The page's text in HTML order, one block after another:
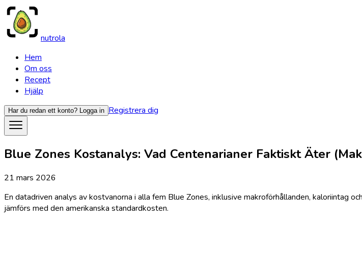
nutrola
Hem
Om oss
Recept
Hjälp
Har du redan ett konto? Logga in Registrera dig
Blue Zones Kostanalys: Vad Centenarianer Faktiskt Äter
21 mars 2026
En datadriven analys av kostvanorna i alla fem Blue Zones, inklusive makroförhållanden,
jämförs med den amerikanska standardkosten.